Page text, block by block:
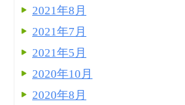
2021年8月
2021年7月
2021年5月
2020年10月
2020年8月